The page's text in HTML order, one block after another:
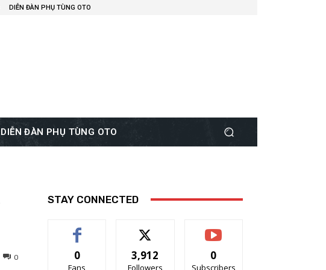
DIỄN ĐÀN PHỤ TÙNG OTO
DIỄN ĐÀN PHỤ TÙNG OTO
0
STAY CONNECTED
0
Fans
3,912
Followers
0
Subscribers